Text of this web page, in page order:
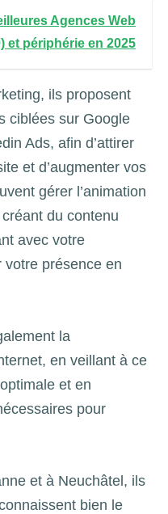
Agences Web
et périphérie en 2025
ils proposent
ciblées sur Google
Ads, afin d’attirer
et d’augmenter vos
gérer l’animation
du contenu
avec votre
présence en
la
en veillant à ce
et en
pour
et à Neuchâtel, ils
bien le